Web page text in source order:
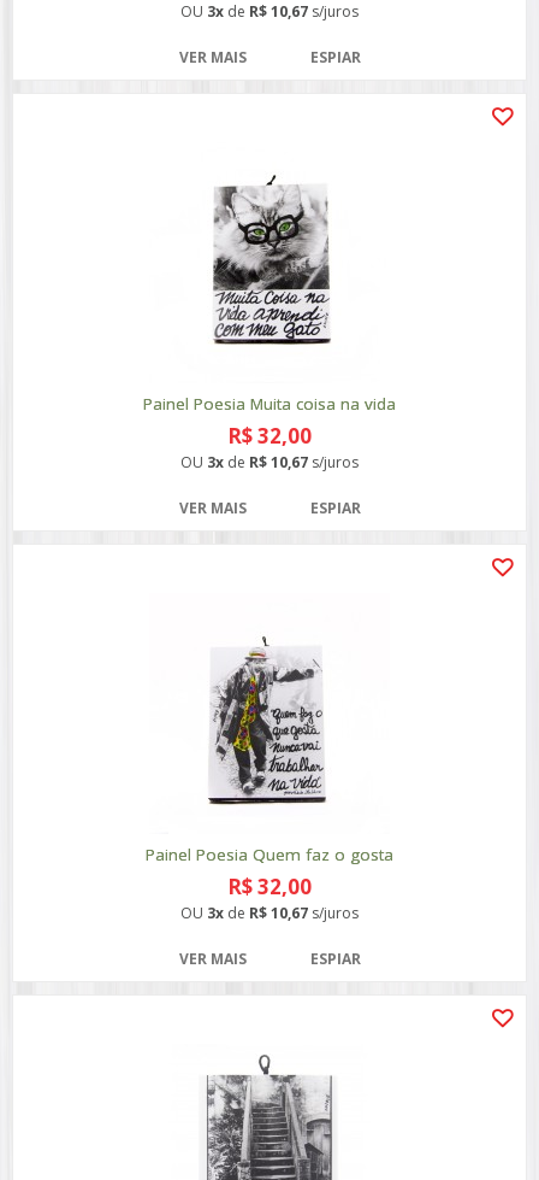
OU 3x de R$ 10,67 s/juros
VER MAIS ESPIAR
Painel Poesia Muita coisa na vida
R$ 32,00
OU 3x de R$ 10,67 s/juros
VER MAIS ESPIAR
Painel Poesia Quem faz o gosta
R$ 32,00
OU 3x de R$ 10,67 s/juros
VER MAIS ESPIAR